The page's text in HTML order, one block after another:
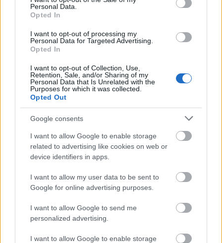
Personal Data.
Opted In
I want to opt-out of processing my
Personal Data for Targeted Advertising.
Opted In
I want to opt-out of Collection, Use,
Retention, Sale, and/or Sharing of my
Personal Data that Is Unrelated with the
Purposes for which it was collected.
Opted Out
Google consents
I want to allow Google to enable storage
related to advertising like cookies on web or
device identifiers in apps.
I want to allow my user data to be sent to
Google for online advertising purposes.
I want to allow Google to send me
personalized advertising.
I want to allow Google to enable storage
karácsonyfadísz
Ünnepi hangulat egyszerűen - Téli
ötletek minimalista eszköztárral
Szólj hozzá!
A hozzászóláshoz be kell lépned!